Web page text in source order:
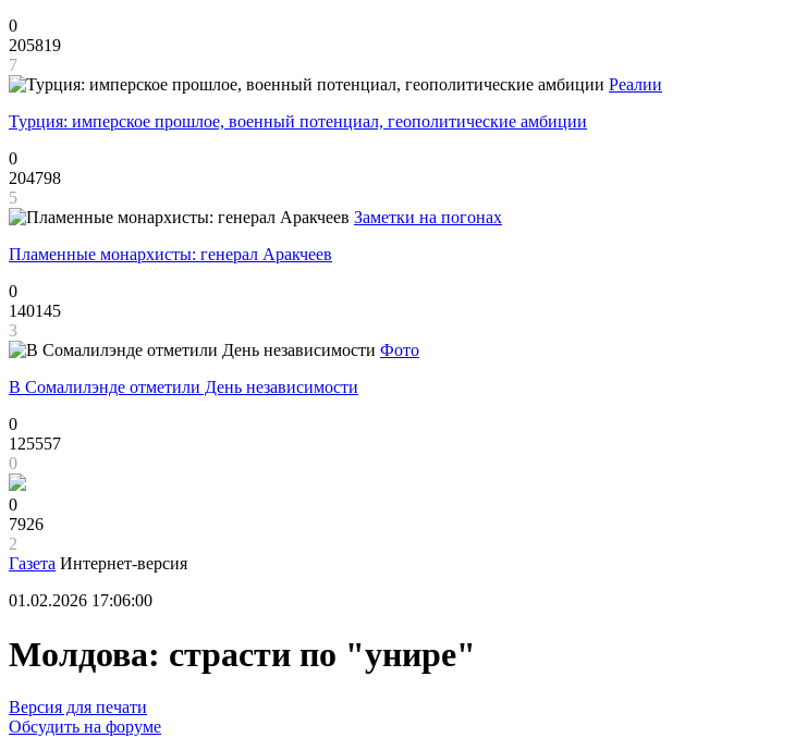
0
205819
7
Реалии
Турция: имперское прошлое, военный потенциал, геополитические амбиции
0
204798
5
Заметки на погонах
Пламенные монархисты: генерал Аракчеев
0
140145
3
Фото
В Сомалилэнде отметили День независимости
0
125557
0
0
7926
2
Газета Интернет-версия
01.02.2026 17:06:00
Молдова: страсти по "унире"
Версия для печати
Обсудить на форуме